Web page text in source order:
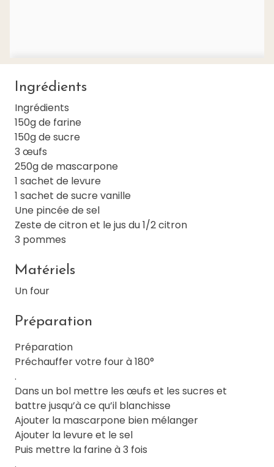
Ingrédients
Ingrédients
150g de farine
150g de sucre
3 œufs
250g de mascarpone
1 sachet de levure
1 sachet de sucre vanille
Une pincée de sel
Zeste de citron et le jus du 1/2 citron
3 pommes
Matériels
Un four
Préparation
Préparation
Préchauffer votre four à 180°
.
Dans un bol mettre les œufs et les sucres et
battre jusqu’à ce qu’il blanchisse
Ajouter la mascarpone bien mélanger
Ajouter la levure et le sel
Puis mettre la farine à 3 fois